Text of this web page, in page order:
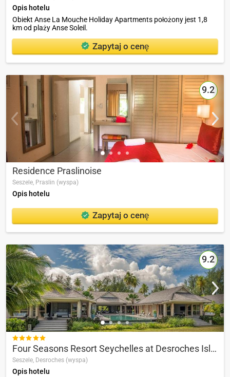
Opis hotelu
Obiekt Anse La Mouche Holiday Apartments położony jest 1,8
km od plaży Anse Soleil.
Zapytaj o cenę
9.2
Residence Praslinoise
Seszele, Praslin (wyspa)
Opis hotelu
Zapytaj o cenę
9.2

Four Seasons Resort Seychelles at Desroches Island
Seszele, Desroches (wyspa)
Opis hotelu